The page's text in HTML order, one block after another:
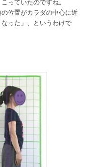
位置がカラダの中心に近
った」、というわけで